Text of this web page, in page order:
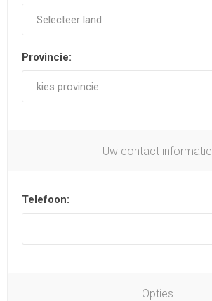
Provincie:
Uw contact informatie
Telefoon:
Opties